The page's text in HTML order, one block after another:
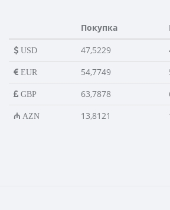
Покупка
USD 47,5229
EUR 54,7749
GBP 63,7878
AZN 13,8121